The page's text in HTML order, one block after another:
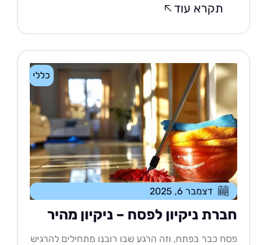
תקרא עוד
כללי
דצמבר 6, 2025
ניקיון לפסח – ניקיון מהיר
כבר בפתח, וזה הרגע שבו רובנו מתחילים להרגיש